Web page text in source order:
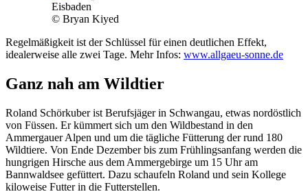
Eisbaden
© Bryan Kiyed
Regelmäßigkeit ist der Schlüssel für einen deutlichen Effekt,
idealerweise alle zwei Tage. Mehr Infos: www.allgaeu-sonne.de
Ganz nah am Wildtier
Roland Schörkuber ist Berufsjäger in Schwangau, etwas nordöstlich
von Füssen. Er kümmert sich um den Wildbestand in den
Ammergauer Alpen und um die tägliche Fütterung der rund 180
Wildtiere. Von Ende Dezember bis zum Frühlingsanfang werden die
hungrigen Hirsche aus dem Ammergebirge um 15 Uhr am
Bannwaldsee gefüttert. Dazu schaufeln Roland und sein Kollege
kiloweise Futter in die Futterstellen.